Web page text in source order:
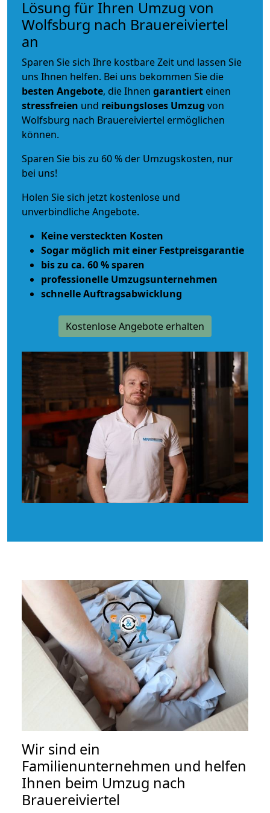
Lösung für Ihren Umzug von
Wolfsburg nach Brauereiviertel
an
Sparen Sie sich Ihre kostbare Zeit und lassen Sie
uns Ihnen helfen. Bei uns bekommen Sie die
besten Angebote, die Ihnen garantiert einen
stressfreien und reibungsloses Umzug von
Wolfsburg nach Brauereiviertel ermöglichen
können.
Sparen Sie bis zu 60 % der Umzugskosten, nur
bei uns!
Holen Sie sich jetzt kostenlose und
unverbindliche Angebote.
Keine versteckten Kosten
Sogar möglich mit einer Festpreisgarantie
bis zu ca. 60 % sparen
professionelle Umzugsunternehmen
schnelle Auftragsabwicklung
Kostenlose Angebote erhalten
Wir sind ein
Familienunternehmen und helfen
Ihnen beim Umzug nach
Brauereiviertel